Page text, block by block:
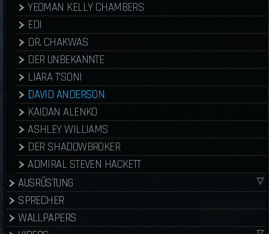
YEOMAN KELLY CHAMBERS
EDI
DR. CHAKWAS
DER UNBEKANNTE
LIARA T'SONI
DAVID ANDERSON
KAIDAN ALENKO
ASHLEY WILLIAMS
DER SHADOWBROKER
ADMIRAL STEVEN HACKETT
AUSRÜSTUNG
SPRECHER
WALLPAPERS